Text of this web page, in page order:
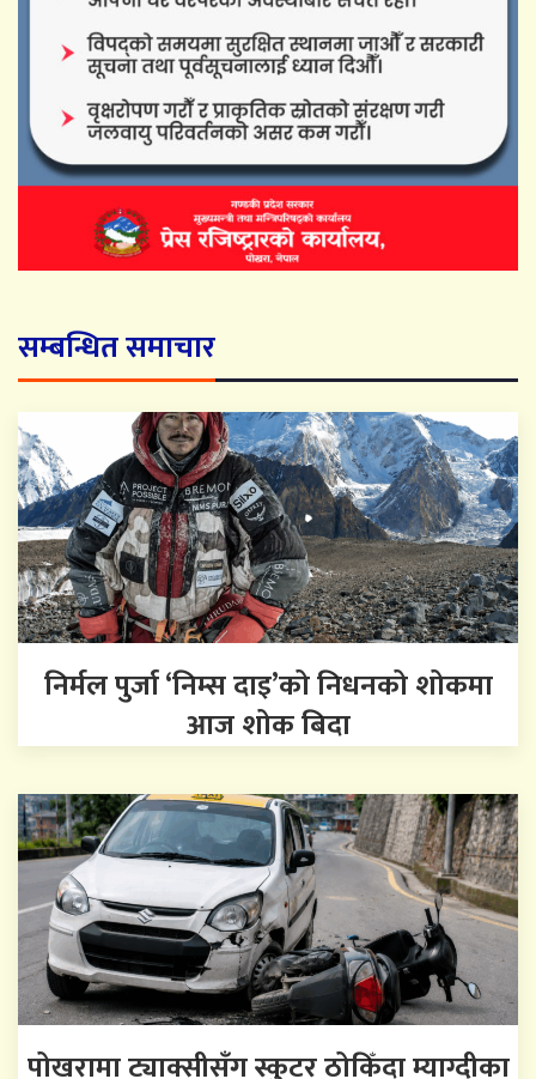
सम्बन्धित समाचार
निर्मल पुर्जा ‘निम्स दाइ’को निधनको शोकमा
आज शोक बिदा
पोखरामा ट्याक्सीसँग स्कुटर ठोकिँदा म्याग्दीका